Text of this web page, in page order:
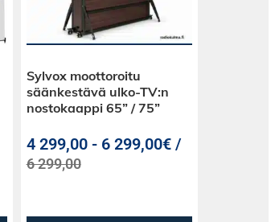
Sylvox moottoroitu
säänkestävä ulko-TV:n
nostokaappi 65” / 75”
4 299,00- 6 299,00€ /
6 299,00